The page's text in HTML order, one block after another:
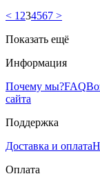
< 1 234567 >
Показать ещё
Информация
Почему мы?FAQ
сайта
Поддержка
Доставка и оплата
Оплата